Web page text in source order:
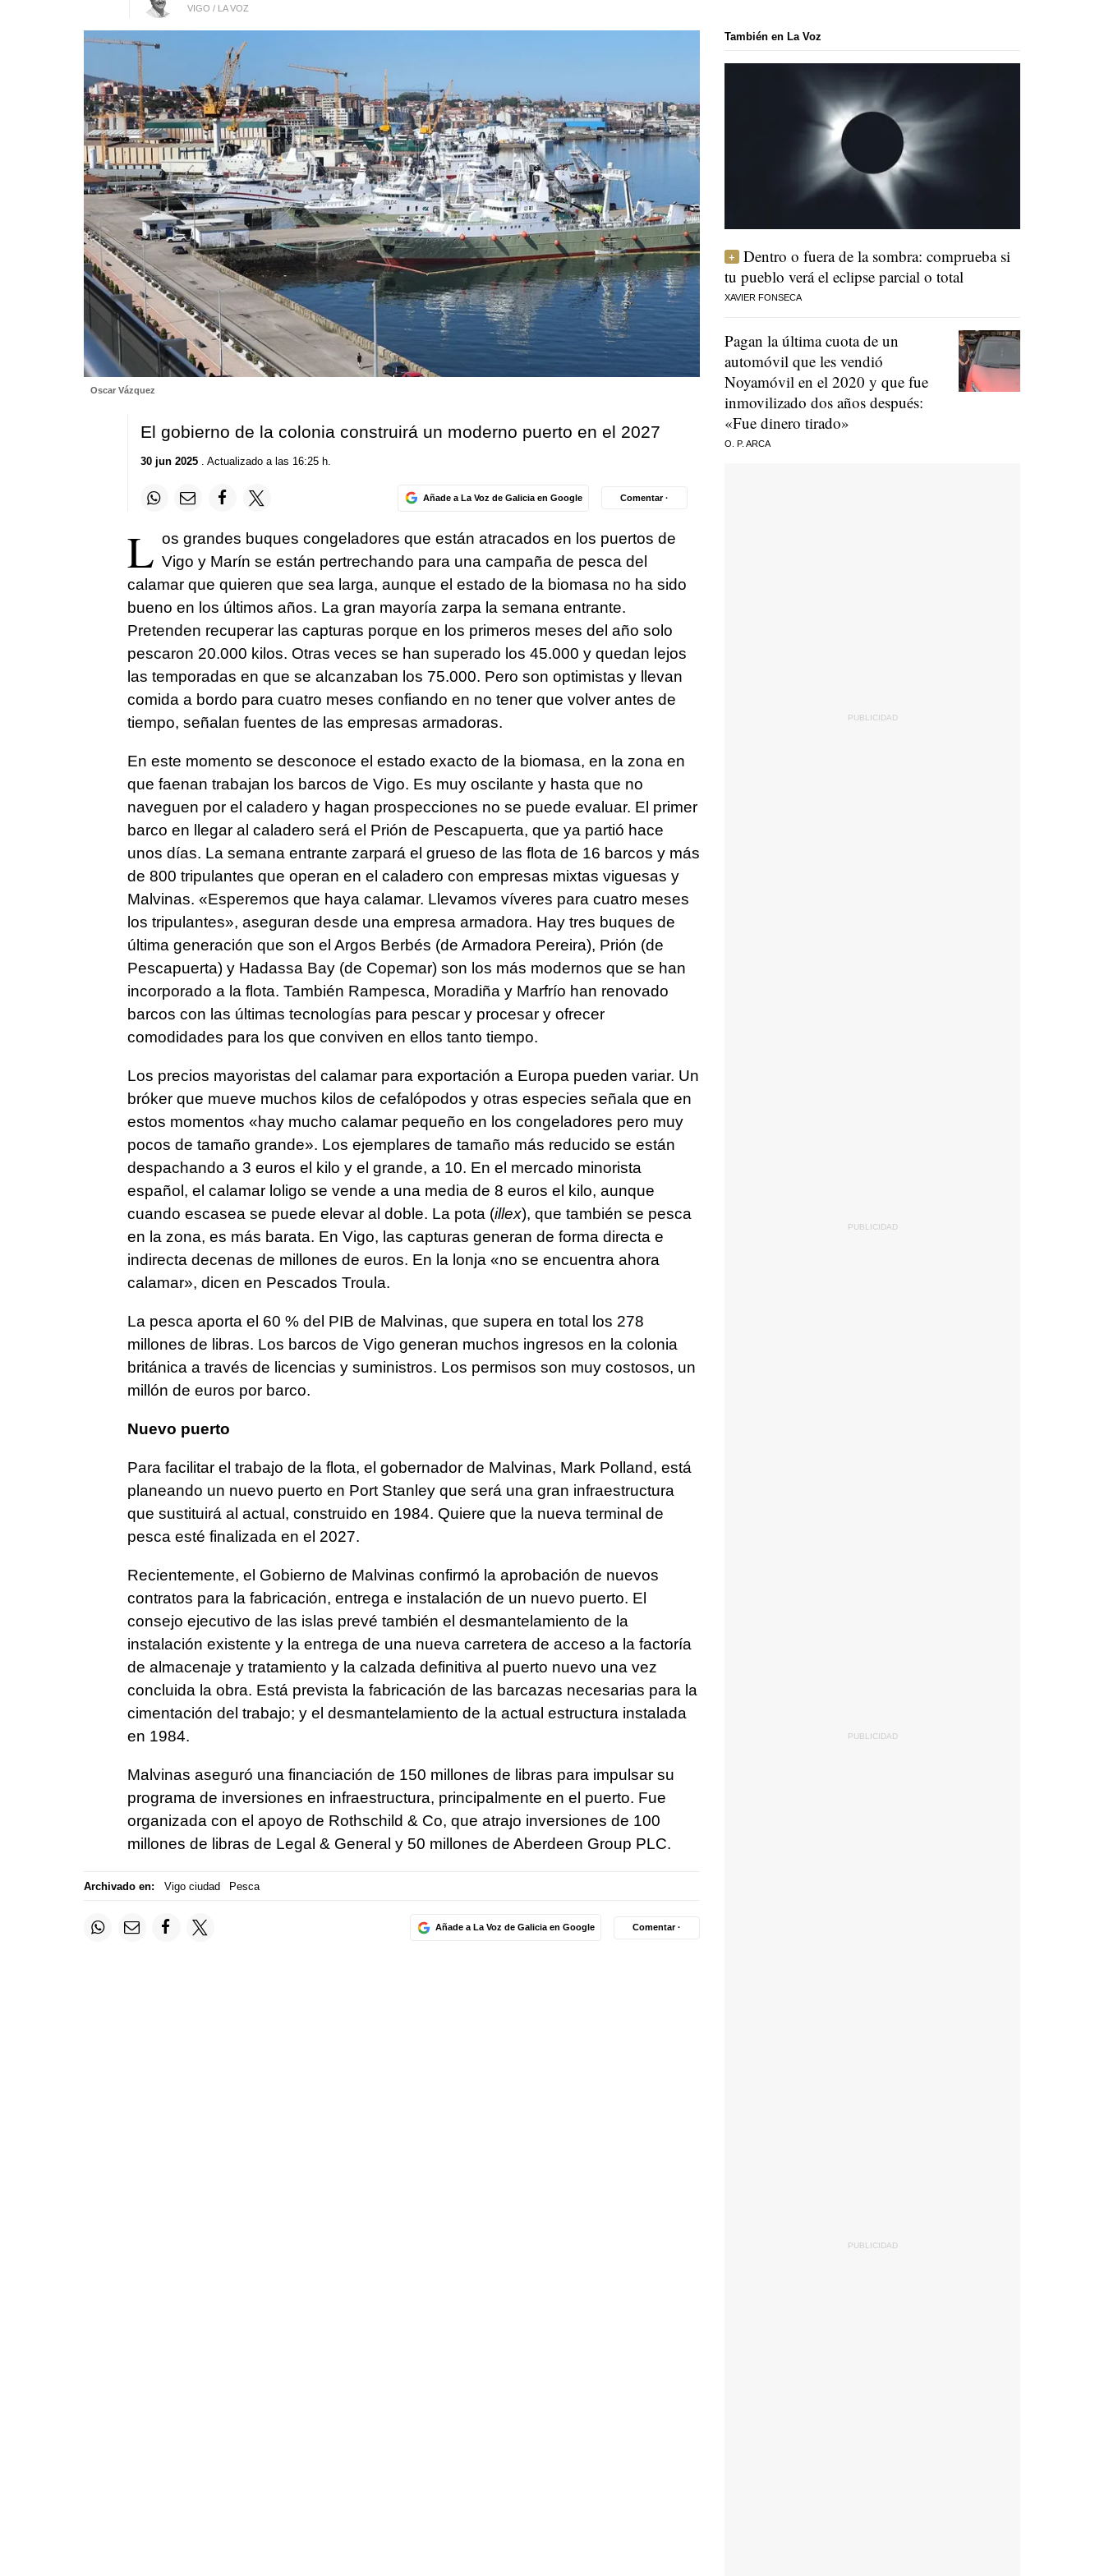
VIGO / LA VOZ
Oscar Vázquez
El gobierno de la colonia construirá un moderno puerto en el 2027
30 jun 2025. Actualizado a las 16:25 h.
Añade a La Voz de Galicia en Google Comentar ·
L os grandes buques congeladores que están atracados en los puertos de
Vigo y Marín se están pertrechando para una campaña de pesca del
calamar que quieren que sea larga, aunque el estado de la biomasa no ha sido
bueno en los últimos años. La gran mayoría zarpa la semana entrante.
Pretenden recuperar las capturas porque en los primeros meses del año solo
pescaron 20.000 kilos. Otras veces se han superado los 45.000 y quedan lejos
las temporadas en que se alcanzaban los 75.000. Pero son optimistas y llevan
comida a bordo para cuatro meses confiando en no tener que volver antes de
tiempo, señalan fuentes de las empresas armadoras.
En este momento se desconoce el estado exacto de la biomasa, en la zona en
que faenan trabajan los barcos de Vigo. Es muy oscilante y hasta que no
naveguen por el caladero y hagan prospecciones no se puede evaluar. El primer
barco en llegar al caladero será el Prión de Pescapuerta, que ya partió hace
unos días. La semana entrante zarpará el grueso de las flota de 16 barcos y más
de 800 tripulantes que operan en el caladero con empresas mixtas viguesas y
Malvinas. «Esperemos que haya calamar. Llevamos víveres para cuatro meses
los tripulantes», aseguran desde una empresa armadora. Hay tres buques de
última generación que son el Argos Berbés (de Armadora Pereira), Prión (de
Pescapuerta) y Hadassa Bay (de Copemar) son los más modernos que se han
incorporado a la flota. También Rampesca, Moradiña y Marfrío han renovado
barcos con las últimas tecnologías para pescar y procesar y ofrecer
comodidades para los que conviven en ellos tanto tiempo.
Los precios mayoristas del calamar para exportación a Europa pueden variar. Un
bróker que mueve muchos kilos de cefalópodos y otras especies señala que en
estos momentos «hay mucho calamar pequeño en los congeladores pero muy
pocos de tamaño grande». Los ejemplares de tamaño más reducido se están
despachando a 3 euros el kilo y el grande, a 10. En el mercado minorista
español, el calamar loligo se vende a una media de 8 euros el kilo, aunque
cuando escasea se puede elevar al doble. La pota (illex), que también se pesca
en la zona, es más barata. En Vigo, las capturas generan de forma directa e
indirecta decenas de millones de euros. En la lonja «no se encuentra ahora
calamar», dicen en Pescados Troula.
La pesca aporta el 60 % del PIB de Malvinas, que supera en total los 278
millones de libras. Los barcos de Vigo generan muchos ingresos en la colonia
británica a través de licencias y suministros. Los permisos son muy costosos, un
millón de euros por barco.
Nuevo puerto
Para facilitar el trabajo de la flota, el gobernador de Malvinas, Mark Polland, está
planeando un nuevo puerto en Port Stanley que será una gran infraestructura
que sustituirá al actual, construido en 1984. Quiere que la nueva terminal de
pesca esté finalizada en el 2027.
Recientemente, el Gobierno de Malvinas confirmó la aprobación de nuevos
contratos para la fabricación, entrega e instalación de un nuevo puerto. El
consejo ejecutivo de las islas prevé también el desmantelamiento de la
instalación existente y la entrega de una nueva carretera de acceso a la factoría
de almacenaje y tratamiento y la calzada definitiva al puerto nuevo una vez
concluida la obra. Está prevista la fabricación de las barcazas necesarias para la
cimentación del trabajo; y el desmantelamiento de la actual estructura instalada
en 1984.
Malvinas aseguró una financiación de 150 millones de libras para impulsar su
programa de inversiones en infraestructura, principalmente en el puerto. Fue
organizada con el apoyo de Rothschild & Co, que atrajo inversiones de 100
millones de libras de Legal & General y 50 millones de Aberdeen Group PLC.
Archivado en: Vigo ciudad Pesca
Añade a La Voz de Galicia en Google Comentar ·
También en La Voz
Dentro o fuera de la sombra: comprueba si
tu pueblo verá el eclipse parcial o total
XAVIER FONSECA
Pagan la última cuota de un
automóvil que les vendió
Noyamóvil en el 2020 y que fue
inmovilizado dos años después:
«Fue dinero tirado»
O. P. ARCA